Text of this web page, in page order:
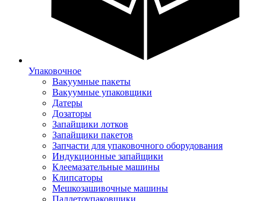
Упаковочное
Вакуумные пакеты
Вакуумные упаковщики
Датеры
Дозаторы
Запайщики лотков
Запайщики пакетов
Запчасти для упаковочного оборудования
Индукционные запайщики
Клеемазательные машины
Клипсаторы
Мешкозашивочные машины
Паллетоупаковщики